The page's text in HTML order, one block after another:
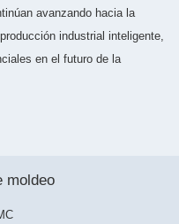
avanzando hacia la
industrial inteligente,
en el futuro de la
moldeo